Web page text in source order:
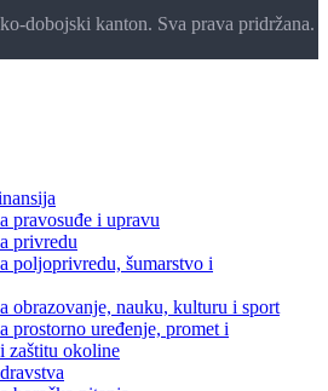
dobojski kanton. Sva prava pridržana.
pravosuđe i upravu
privredu
poljoprivredu, šumarstvo i
obrazovanje, nauku, kulturu i sport
prostorno uređenje, promet i
zaštitu okoline